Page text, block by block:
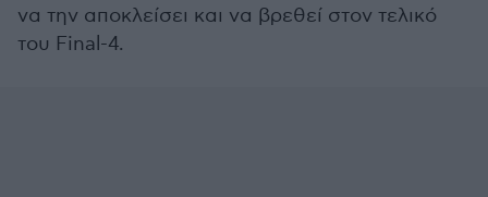
να την αποκλείσει και να βρεθεί στον τελικό
του Final-4.